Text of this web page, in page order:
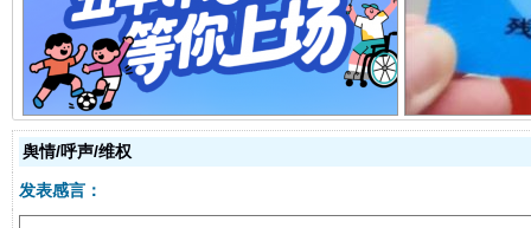
舆情/呼声/维权
发表感言：